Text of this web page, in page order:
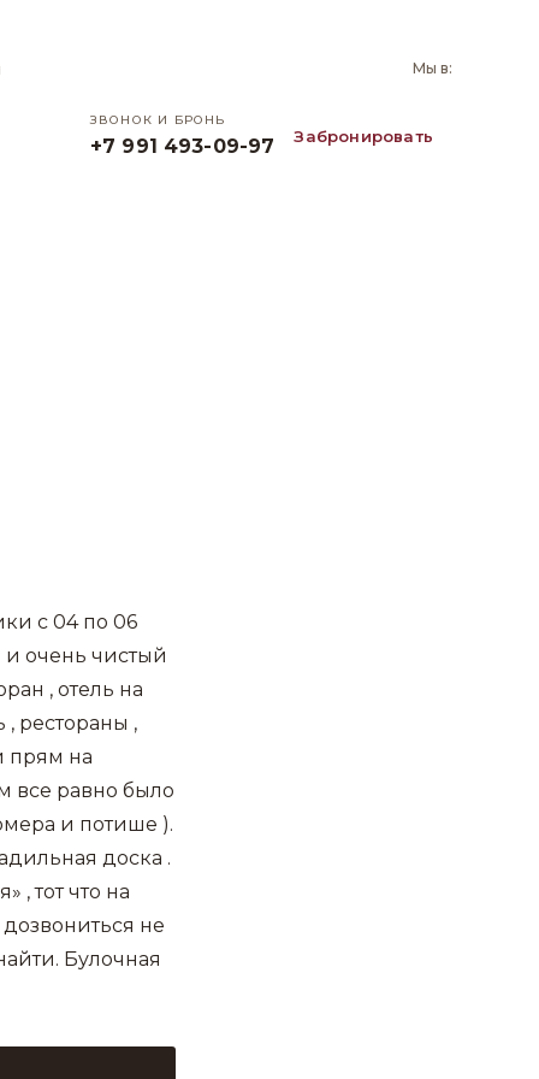
Мы в:
ЗВОНОК И БРОНЬ
+7 991 493-09-97 Забронировать
с 04 по 06
очень чистый
, отель на
рестораны ,
прям на
все равно было
и потише ).
доска .
, тот что на
не
Булочная